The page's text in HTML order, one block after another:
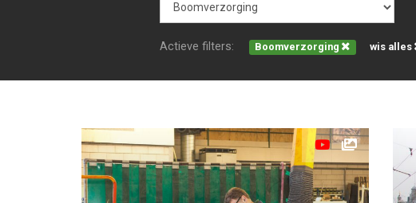
Actieve filters: Boomverzorging wis alles